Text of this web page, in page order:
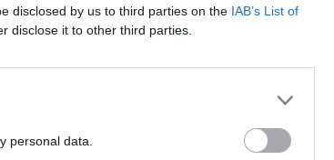
disclosed by us to third parties on the IAB’s List of
disclose it to other third parties.
personal data.
ad